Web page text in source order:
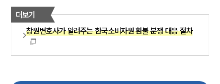
법률 블로그
뉴스레터/브로슈어
더보기
창원변호사가 알려주는 한국소비자원 환불 분쟁 대응 절차